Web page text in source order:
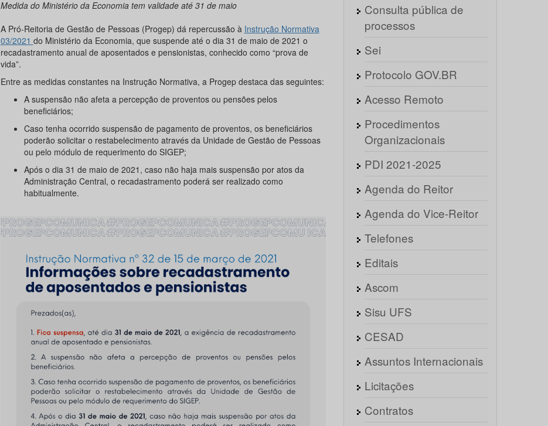
Medida do Ministério da Economia tem validade até 31 de maio
A Pró-Reitoria de Gestão de Pessoas (Progep) dá repercussão à Instrução Normativa
03/2021 do Ministério da Economia, que suspende até o dia 31 de maio de 2021 o
recadastramento anual de aposentados e pensionistas, conhecido como “prova de
vida”.
Entre as medidas constantes na Instrução Normativa, a Progep destaca das seguintes:
A suspensão não afeta a percepção de proventos ou pensões pelos
beneficiários;
Caso tenha ocorrido suspensão de pagamento de proventos, os beneficiários
poderão solicitar o restabelecimento através da Unidade de Gestão de Pessoas
ou pelo módulo de requerimento do SIGEP;
Após o dia 31 de maio de 2021, caso não haja mais suspensão por atos da
Administração Central, o recadastramento poderá ser realizado como
habitualmente.
Consulta pública de
processos
Sei
Protocolo GOV.BR
Acesso Remoto
Procedimentos
Organizacionais
PDI 2021-2025
Agenda do Reitor
Agenda do Vice-Reitor
Telefones
Editais
Ascom
Sisu UFS
CESAD
Assuntos Internacionais
Licitações
Contratos